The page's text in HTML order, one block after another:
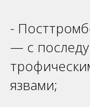
-
— с
язвами;